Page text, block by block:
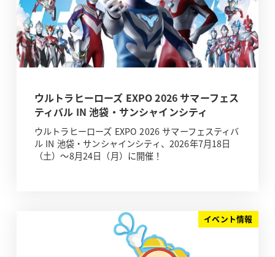
ウルトラヒーローズ EXPO 2026 サマーフェス
ティバル IN 池袋・サンシャインシティ
ウルトラヒーローズ EXPO 2026 サマーフェスティバ
ル IN 池袋・サンシャインシティ、2026年7月18日
（土）～8月24日（月）に開催！
イベント情報